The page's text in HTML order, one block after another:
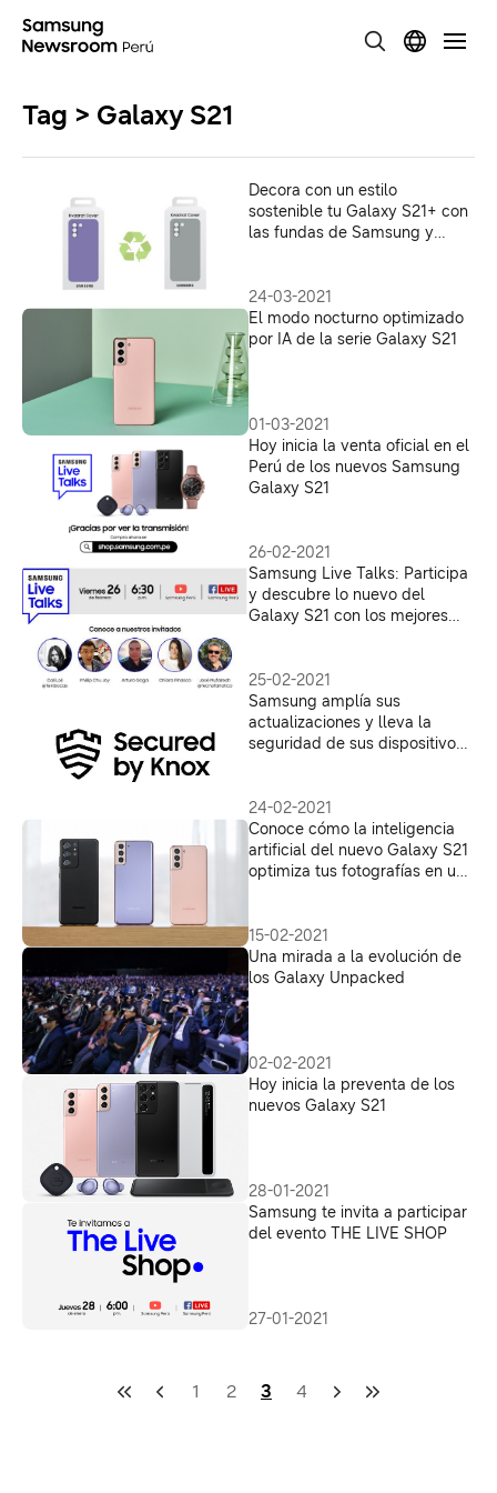
Tag > Galaxy S21
Decora con un estilo
sostenible tu Galaxy S21+ con
las fundas de Samsung y
24-03-2021
El modo nocturno optimizado
por IA de la serie Galaxy S21
01-03-2021
Hoy inicia la venta oficial en el
Perú de los nuevos Samsung
Galaxy S21
26-02-2021
Samsung Live Talks: Participa
y descubre lo nuevo del
Galaxy S21 con los mejores
25-02-2021
Samsung amplía sus
actualizaciones y lleva la
seguridad de sus dispositivos
24-02-2021
Conoce cómo la inteligencia
artificial del nuevo Galaxy S21
optimiza tus fotografías en un
15-02-2021
Una mirada a la evolución de
los Galaxy Unpacked
02-02-2021
Hoy inicia la preventa de los
nuevos Galaxy S21
28-01-2021
Samsung te invita a participar
del evento THE LIVE SHOP
27-01-2021
1 2 3 4